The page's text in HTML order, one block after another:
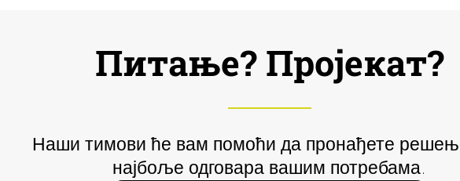
Питање? Пројекат?
Наши тимови ће вам помоћи да пронађете
најбоље одговара вашим потребама.